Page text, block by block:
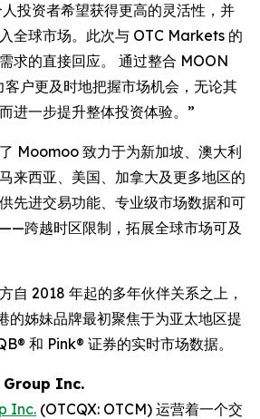
投资者希望获得更高的灵活性，并
全球市场。此次与 OTC Markets 的
求的直接回应。 通过整合 MOON
户更及时地把握市场机会，无论其
进一步提升整体投资体验。”
Moomoo 致力于为新加坡、澳大利
来西亚、美国、加拿大及更多地区的
先进交易功能、专业级市场数据和可
跨越时区限制，拓展全球市场可及
自 2018 年起的多年伙伴关系之上，
的姊妹品牌最初聚焦于为亚太地区提
和 Pink® 证券的实时市场数据。
Group Inc.
Inc. (OTCQX: OTCM) 运营着一个交